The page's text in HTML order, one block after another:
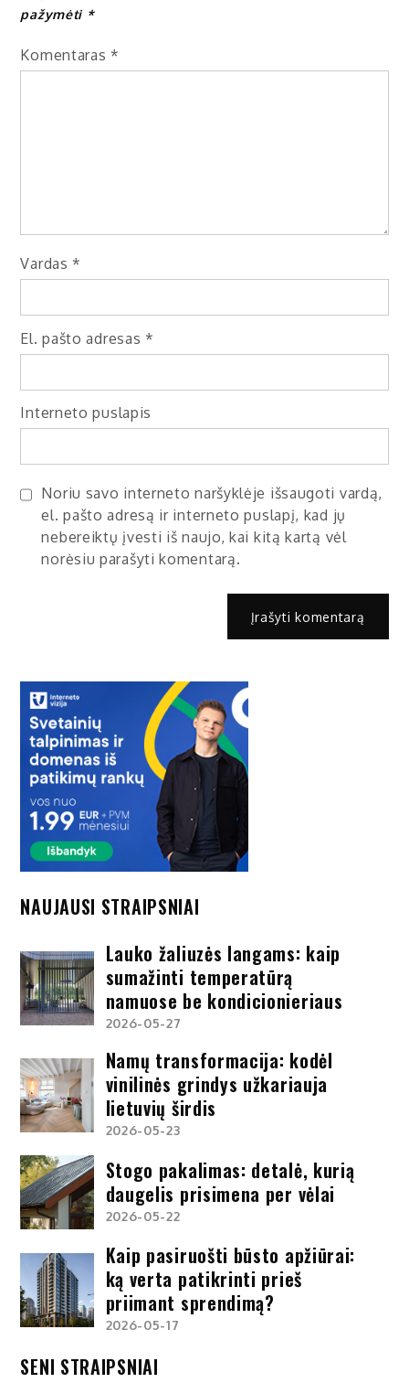
pažymėti *
Komentaras *
Vardas *
El. pašto adresas *
Interneto puslapis
Noriu savo interneto naršyklėje išsaugoti vardą,
el. pašto adresą ir interneto puslapį, kad jų
nebereiktų įvesti iš naujo, kai kitą kartą vėl
norėsiu parašyti komentarą.
NAUJAUSI STRAIPSNIAI
Lauko žaliuzės langams: kaip
sumažinti temperatūrą
namuose be kondicionieriaus
2026-05-27
Namų transformacija: kodėl
vinilinės grindys užkariauja
lietuvių širdis
2026-05-23
Stogo pakalimas: detalė, kurią
daugelis prisimena per vėlai
2026-05-22
Kaip pasiruošti būsto apžiūrai:
ką verta patikrinti prieš
priimant sprendimą?
2026-05-17
SENI STRAIPSNIAI